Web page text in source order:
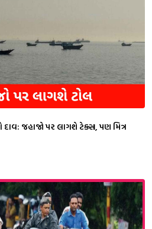
દાવ: જહાજો પર લાગશે ટેક્સ, પણ મિત્ર